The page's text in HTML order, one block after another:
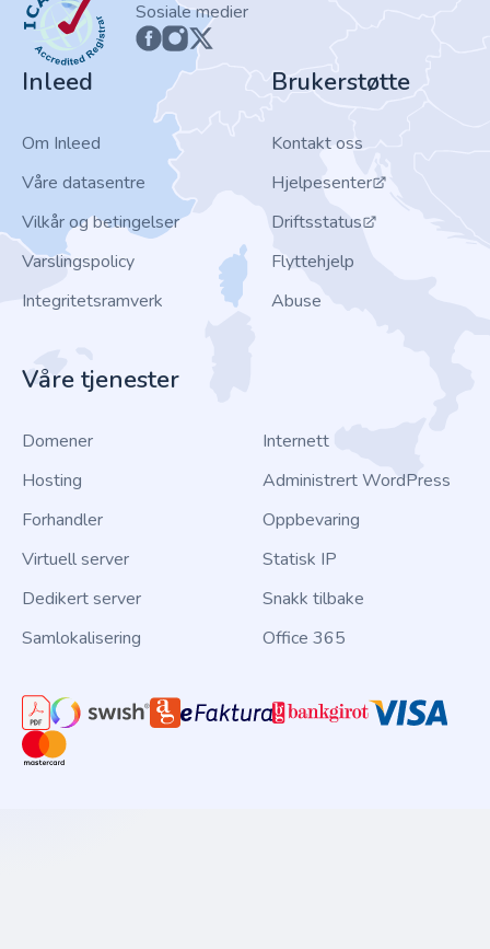
Sosiale medier
Inleed
Om Inleed
Våre datasentre
Vilkår og betingelser
Varslingspolicy
Integritetsramverk
Brukerstøtte
Kontakt oss
Hjelpesenter
Driftsstatus
Flyttehjelp
Abuse
Våre tjenester
Domener
Hosting
Forhandler
Virtuell server
Dedikert server
Samlokalisering
Internett
Administrert WordPress
Oppbevaring
Statisk IP
Snakk tilbake
Office 365